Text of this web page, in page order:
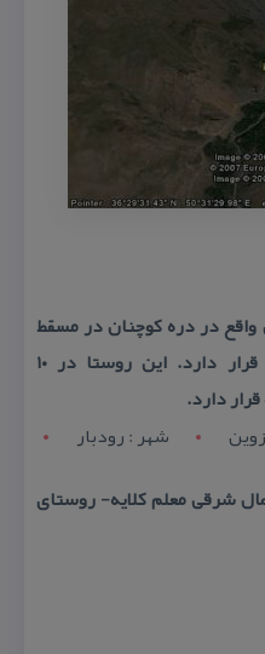
واقع در دره كوچنان در مسقط
الراس كوه‌های طالقان و الموت قرار دارد. این روستا در ۱۰
دارد.
شهر : رودبار
شمال شرقی معلم كلایه- روستای